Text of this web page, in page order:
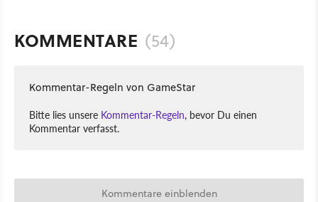
KOMMENTARE (54)
Kommentar-Regeln von GameStar
Bitte lies unsere Kommentar-Regeln, bevor Du einen
Kommentar verfasst.
Kommentare einblenden